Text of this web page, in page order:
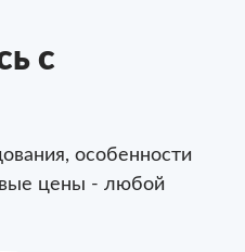
с
особенности
цены - любой